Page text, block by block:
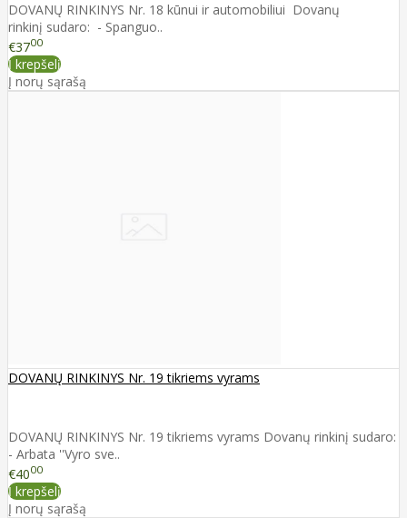
DOVANŲ RINKINYS Nr. 18 kūnui ir automobiliui Dovanų
rinkinį sudaro: - Spanguo..
€3700
Į krepšelį
Į norų sąrašą
DOVANŲ RINKINYS Nr. 19 tikriems vyrams
DOVANŲ RINKINYS Nr. 19 tikriems vyrams Dovanų rinkinį sudaro:
- Arbata ''Vyro sve..
€4000
Į krepšelį
Į norų sąrašą